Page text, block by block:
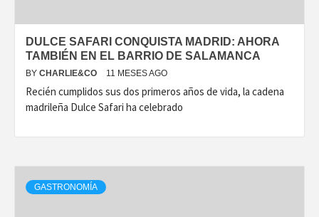
DULCE SAFARI CONQUISTA MADRID: AHORA
TAMBIÉN EN EL BARRIO DE SALAMANCA
BY CHARLIE&CO 11 MESES AGO
Recién cumplidos sus dos primeros años de vida, la cadena
madrileña Dulce Safari ha celebrado
GASTRONOMÍA